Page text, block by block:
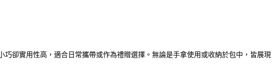
卻實用性高，適合日常攜帶或作為禮贈選擇。無論是手拿使用或收納於包中，皆展現